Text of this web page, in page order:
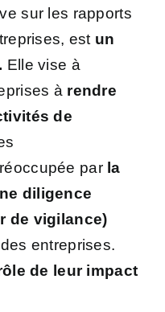
sur les rapports
est un
Elle vise à
à rendre
de
par la
diligence
de vigilance)
entreprises.
de leur impact